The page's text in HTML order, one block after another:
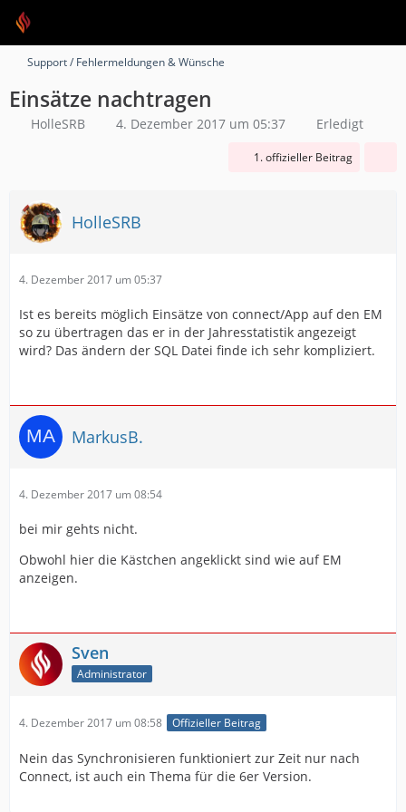
Support / Fehlermeldungen & Wünsche
Einsätze nachtragen
HolleSRB 4. Dezember 2017 um 05:37 Erledigt
1. offizieller Beitrag
HolleSRB
4. Dezember 2017 um 05:37
Ist es bereits möglich Einsätze von connect/App auf den EM
so zu übertragen das er in der Jahresstatistik angezeigt
wird? Das ändern der SQL Datei finde ich sehr kompliziert.
MarkusB.
4. Dezember 2017 um 08:54
bei mir gehts nicht.
Obwohl hier die Kästchen angeklickt sind wie auf EM
anzeigen.
Sven
Administrator
4. Dezember 2017 um 08:58 Offizieller Beitrag
Nein das Synchronisieren funktioniert zur Zeit nur nach
Connect, ist auch ein Thema für die 6er Version.